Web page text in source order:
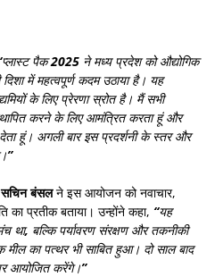
पैक 2025 ने मध्य प्रदेश को औद्योगिक
में महत्वपूर्ण कदम उठाया है। यह
के लिए प्रेरणा स्रोत है। मैं सभी
करने के लिए आमंत्रित करता हूं और
हूं। अगली बार इस प्रदर्शनी के स्तर और
सचिन बंसलने इस आयोजन को नवाचार,
का प्रतीक बताया। उन्होंने कहा, “यह
था, बल्कि पर्यावरण संरक्षण और तकनीकी
मील का पत्थर भी साबित हुआ। दो साल बाद
आयोजित करेंगे।”